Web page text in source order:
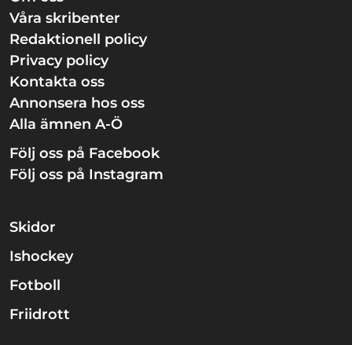
Våra skribenter
Redaktionell policy
Privacy policy
Kontakta oss
Annonsera hos oss
Alla ämnen A-Ö
Följ oss på Facebook
Följ oss på Instagram
Skidor
Ishockey
Fotboll
Friidrott